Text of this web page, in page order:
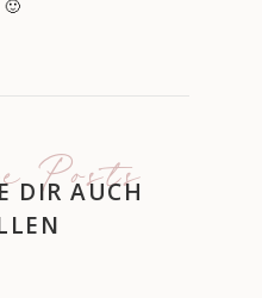
Posts
DIR AUCH